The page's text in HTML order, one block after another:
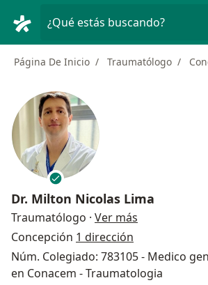
¿Qué estás buscando?
Página De Inicio Traumatólogo
Dr. Milton Nicolas Lima
Traumatólogo · Ver más
Concepción 1 dirección
Núm. Colegiado: 783105 - Medico
en Conacem - Traumatologia